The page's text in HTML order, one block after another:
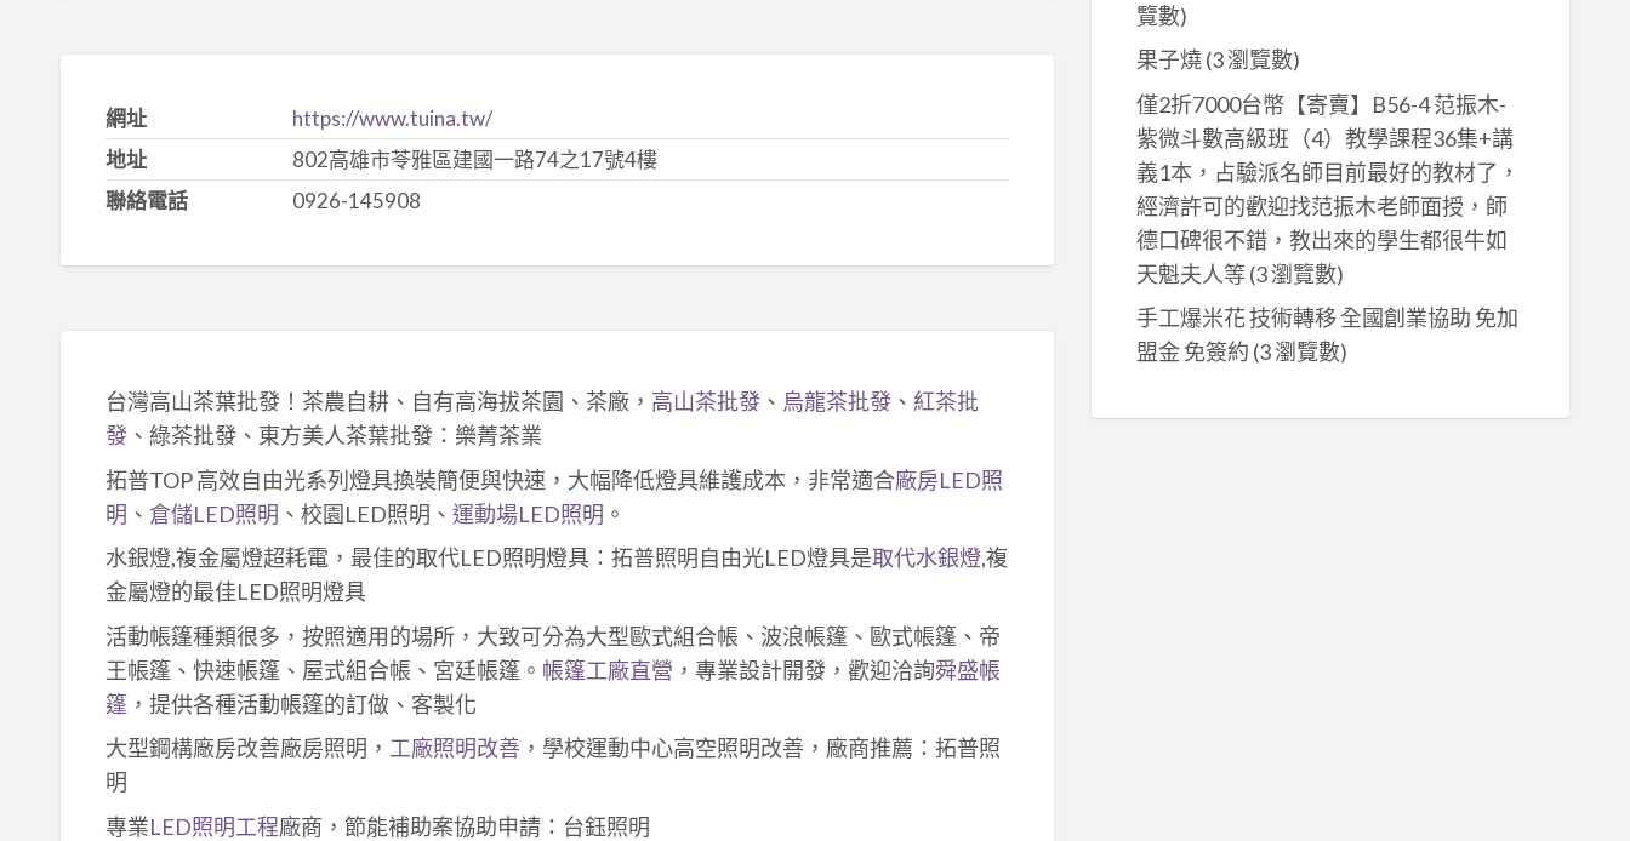
網址
https://www.tuina.tw/
地址
802高雄市苓雅區建國一路74之17號4樓
聯絡電話
0926-145908
台灣高山茶葉批發！茶農自耕、自有高海拔茶園、茶廠， 高山茶批發、 烏龍茶批發、 紅茶批
發、綠茶批發、東方美人茶葉批發：樂菁茶業
拓普TOP 高效自由光系列燈具換裝簡便與快速，大幅降低燈具維護成本，非常適合廠房LED照
明 、 倉儲LED照明 、校園LED照明、 運動場LED照明 。
水銀燈,複金屬燈超耗電，最佳的取代LED照明燈具：拓普照明自由光LED燈具是取代水銀燈,複
金屬燈的最佳LED照明燈具
活動帳篷種類很多，按照適用的場所，大致可分為大型歐式組合帳、波浪帳篷、歐式帳篷、帝
王帳篷、快速帳篷、屋式組合帳、宮廷帳篷。 帳篷工廠直營 ，專業設計開發，歡迎洽詢舜盛帳
篷，提供各種活動帳篷的訂做、客製化
大型鋼構廠房改善廠房照明， 工廠照明改善，學校運動中心高空照明改善，廠商推薦：拓普照
明
專業LED照明工程廠商，節能補助案協助申請：台鈺照明
覽數)
果子燒(3 瀏覽數)
僅2折7000台幣【寄賣】B56-4 范振木-
紫微斗數高級班（4）教學課程36集+講
義1本，占驗派名師目前最好的教材了，
經濟許可的歡迎找范振木老師面授，師
德口碑很不錯，教出來的學生都很牛如
天魁夫人等(3 瀏覽數)
手工爆米花 技術轉移 全國創業協助 免加
盟金 免簽約 (3 瀏覽數)